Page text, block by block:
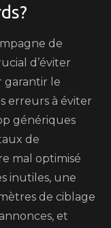
de
d’éviter
garantir le
erreurs à éviter
génériques
de
mal optimisé
inutiles, une
de ciblage
et